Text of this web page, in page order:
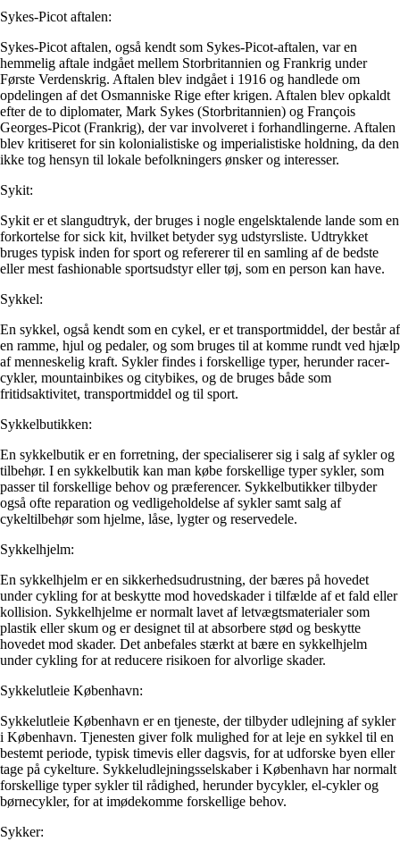
Sykes-Picot aftalen:
Sykes-Picot aftalen, også kendt som Sykes-Picot-aftalen, var en
hemmelig aftale indgået mellem Storbritannien og Frankrig under
Første Verdenskrig. Aftalen blev indgået i 1916 og handlede om
opdelingen af det Osmanniske Rige efter krigen. Aftalen blev opkaldt
efter de to diplomater, Mark Sykes (Storbritannien) og François
Georges-Picot (Frankrig), der var involveret i forhandlingerne. Aftalen
blev kritiseret for sin kolonialistiske og imperialistiske holdning, da den
ikke tog hensyn til lokale befolkningers ønsker og interesser.
Sykit:
Sykit er et slangudtryk, der bruges i nogle engelsktalende lande som en
forkortelse for sick kit, hvilket betyder syg udstyrsliste. Udtrykket
bruges typisk inden for sport og refererer til en samling af de bedste
eller mest fashionable sportsudstyr eller tøj, som en person kan have.
Sykkel:
En sykkel, også kendt som en cykel, er et transportmiddel, der består af
en ramme, hjul og pedaler, og som bruges til at komme rundt ved hjælp
af menneskelig kraft. Sykler findes i forskellige typer, herunder racer-
cykler, mountainbikes og citybikes, og de bruges både som
fritidsaktivitet, transportmiddel og til sport.
Sykkelbutikken:
En sykkelbutik er en forretning, der specialiserer sig i salg af sykler og
tilbehør. I en sykkelbutik kan man købe forskellige typer sykler, som
passer til forskellige behov og præferencer. Sykkelbutikker tilbyder
også ofte reparation og vedligeholdelse af sykler samt salg af
cykeltilbehør som hjelme, låse, lygter og reservedele.
Sykkelhjelm:
En sykkelhjelm er en sikkerhedsudrustning, der bæres på hovedet
under cykling for at beskytte mod hovedskader i tilfælde af et fald eller
kollision. Sykkelhjelme er normalt lavet af letvægtsmaterialer som
plastik eller skum og er designet til at absorbere stød og beskytte
hovedet mod skader. Det anbefales stærkt at bære en sykkelhjelm
under cykling for at reducere risikoen for alvorlige skader.
Sykkelutleie København:
Sykkelutleie København er en tjeneste, der tilbyder udlejning af sykler
i København. Tjenesten giver folk mulighed for at leje en sykkel til en
bestemt periode, typisk timevis eller dagsvis, for at udforske byen eller
tage på cykelture. Sykkeludlejningsselskaber i København har normalt
forskellige typer sykler til rådighed, herunder bycykler, el-cykler og
børnecykler, for at imødekomme forskellige behov.
Sykker: